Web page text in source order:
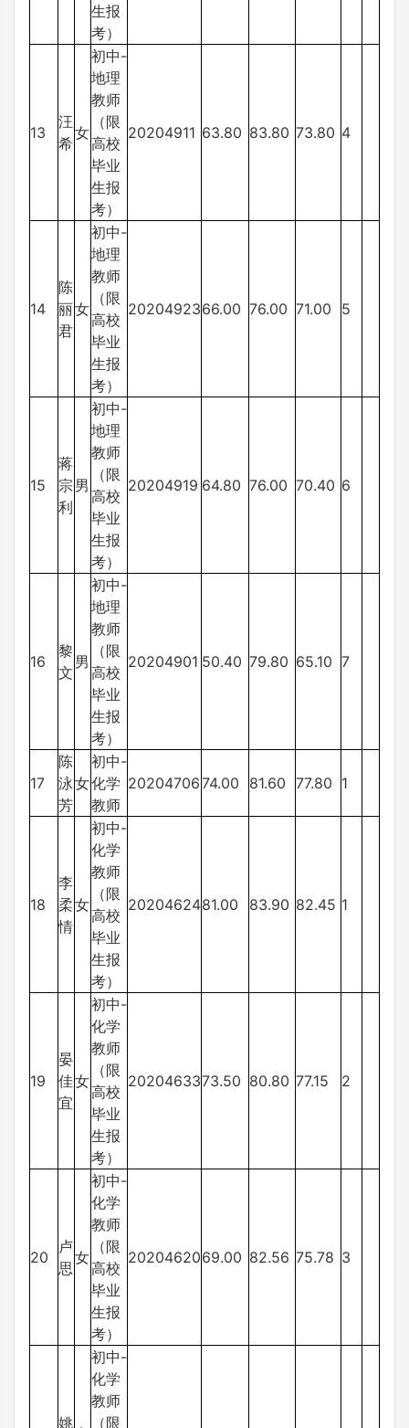
生报
考）
13
汪
希
女
初中-
地理
教师
（限
高校
毕业
生报
考）
20204911 63.80 83.80 73.80 4
14
陈
丽
君
女
初中-
地理
教师
（限
高校
毕业
生报
考）
2020492366.00 76.00 71.00 5
15
蒋
宗
利
男
初中-
地理
教师
（限
高校
毕业
生报
考）
20204919 64.80 76.00 70.40 6
16
黎
文
男
初中-
地理
教师
（限
高校
毕业
生报
考）
20204901 50.40 79.80 65.10 7
17
陈
泳
芳
女
初中-
化学
教师
2020470674.00 81.60 77.80 1
18
李
柔
情
女
初中-
化学
教师
（限
高校
毕业
生报
考）
2020462481.00 83.90 82.45 1
19
晏
佳
宜
女
初中-
化学
教师
（限
高校
毕业
生报
考）
2020463373.50 80.80 77.15 2
20
卢
思
女
初中-
化学
教师
（限
高校
毕业
生报
考）
2020462069.00 82.56 75.78 3
姚
初中-
化学
教师
（限